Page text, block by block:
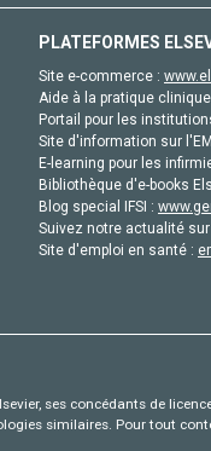
PLATEFORMES
Site e-commerce :
Aide à la pratique
Portail pour les
Site d'information sur
E-learning pour les
Bibliothèque d'e-books
Blog special IFSI :
Suivez notre actualité
Site d'emploi en santé :
ses concédants de
similaires. Pour tout